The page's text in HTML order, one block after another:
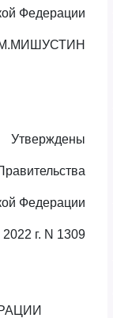
Федерации
Утверждены
Федерации
г. N 1309